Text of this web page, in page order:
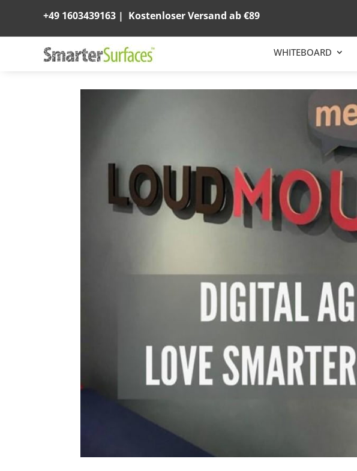
+49 1603439163 | Kostenloser Versand ab €89
WHITEBOARD